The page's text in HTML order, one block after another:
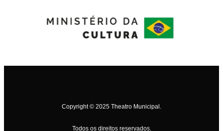
Copyright © 2025 Theatro Municipal.
Todos os direitos reservados.